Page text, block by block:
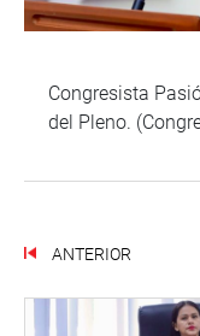
Congresista
del Pleno.
ANTERIOR